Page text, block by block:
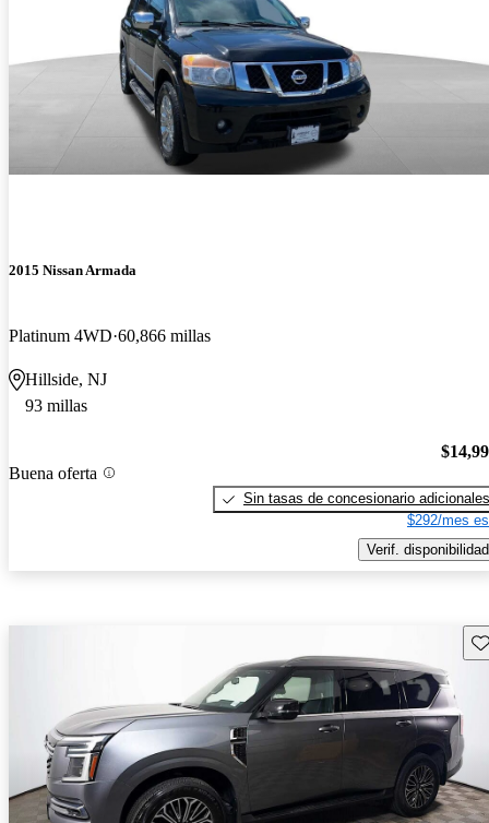
2015 Nissan Armada
Platinum 4WD 60,866 millas
Hillside, NJ
93 millas
Buena oferta
Sin tasas de concesionario adicionales
$292/mes
Verif. disponibilidad